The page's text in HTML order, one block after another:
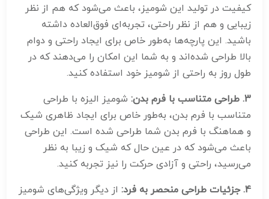
کیفیت در تولید این شومیز، باعث می‌شود که هم از نظر
زیبایی و هم از نظر راحتی، تجربه‌ای فوق‌العاده داشته
باشید. این پارچه‌ها به‌طور خاص برای ایجاد راحتی و دوام
بالا طراحی شده‌اند و به شما این امکان را می‌دهند که در
طول روز به راحتی از شومیز خود استفاده کنید.
3. طراحی متناسب با فرم بدن:
شومیز الیزه با طراحی
متناسب با فرم بدن، به‌طور خاص برای ایجاد ظاهری شیک
و هماهنگ با فرم بدن شما طراحی شده است. این طراحی
باعث می‌شود که در عین حال که شیک و زیبا به نظر
می‌رسید، راحتی و آزادی حرکت را نیز تجربه کنید.
4. جزئیات طراحی منحصر به فرد:
از دیگر ویژگی‌های شومیز